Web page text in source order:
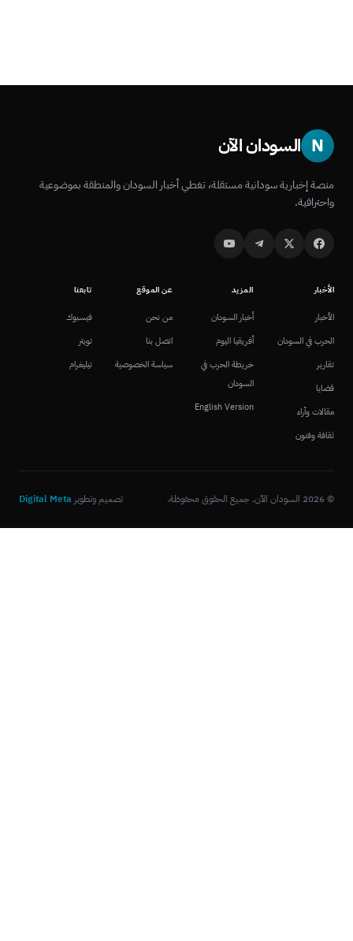
N السودان الآن
منصة إخبارية سودانية مستقلة، تغطي أخبار السودان والمنطقة بموضوعية
واحترافية.
الأخبار
الأخبار
الحرب في السودان
تقارير
قضايا
مقالات وآراء
ثقافة وفنون
المزيد
أخبار السودان
أفريقيا اليوم
خريطة الحرب في
السودان
English Version
عن الموقع
من نحن
اتصل بنا
سياسة الخصوصية
تابعنا
فيسبوك
تويتر
تيليغرام
© 2026 السودان الآن. جميع الحقوق محفوظة. تصميم وتطوير Digital Meta